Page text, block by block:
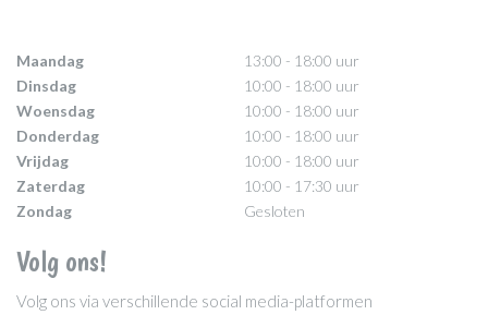
Maandag
13:00 - 18:00 uur
Dinsdag
10:00 - 18:00 uur
Woensdag
10:00 - 18:00 uur
Donderdag
10:00 - 18:00 uur
Vrijdag
10:00 - 18:00 uur
Zaterdag
10:00 - 17:30 uur
Zondag
Gesloten
Volg ons!
Volg ons via verschillende social media-platformen